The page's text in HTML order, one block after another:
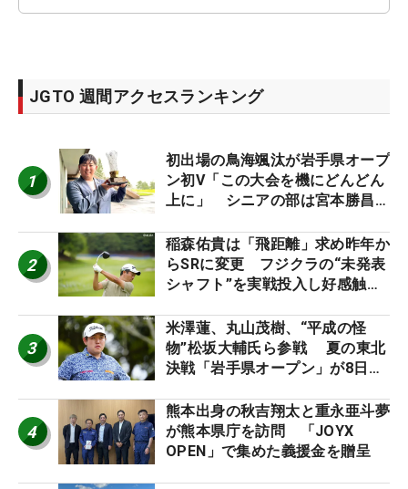
JGTO 週間アクセスランキング
1
初出場の鳥海颯汰が岩手県オープ
ン初V「この大会を機にどんどん
上に」 シニアの部は宮本勝昌が
2
稲森佑貴は「飛距離」求め昨年か
らSRに変更 フジクラの“未発表
シャフト”を実戦投入し好感触
ーのヒトネタ！】
3
米澤蓮、丸山茂樹、“平成の怪
物”松坂大輔氏ら参戦 夏の東北
決戦「岩手県オープン」が8日開
4
熊本出身の秋吉翔太と重永亜斗夢
が熊本県庁を訪問 「JOYX
OPEN」で集めた義援金を贈呈